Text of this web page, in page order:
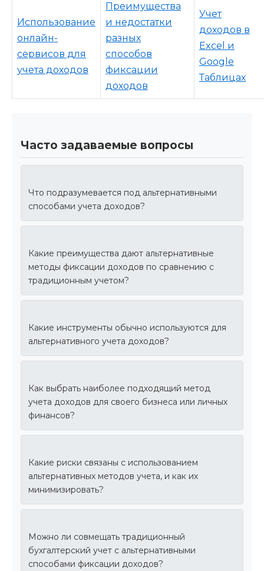
Использование
онлайн-
сервисов для
учета доходов
Преимущества
и недостатки
разных
способов
фиксации
доходов
Учет
доходов в
Excel и
Google
Таблицах
Часто задаваемые вопросы
Что подразумевается под альтернативными
способами учета доходов?
Какие преимущества дают альтернативные
методы фиксации доходов по сравнению с
традиционным учетом?
Какие инструменты обычно используются для
альтернативного учета доходов?
Как выбрать наиболее подходящий метод
учета доходов для своего бизнеса или личных
финансов?
Какие риски связаны с использованием
альтернативных методов учета, и как их
минимизировать?
Можно ли совмещать традиционный
бухгалтерский учет с альтернативными
способами фиксации доходов?